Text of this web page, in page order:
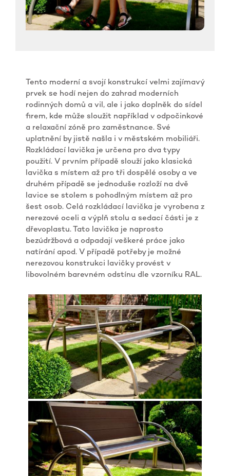
Tento moderní a svojí konstrukcí velmi zajímavý
prvek se hodí nejen do zahrad moderních
rodinných domů a vil, ale i jako doplněk do sídel
firem, kde může sloužit například v odpočinkové
a relaxační zóně pro zaměstnance. Své
uplatnění by jistě našla i v městském mobiliáři.
Rozkládací lavička je určena pro dva typy
použití. V prvním případě slouží jako klasická
lavička s místem až pro tři dospělé osoby a ve
druhém případě se jednoduše rozloží na dvě
lavice se stolem s pohodlným místem až pro
šest osob. Celá rozkládací lavička je vyrobena z
nerezové oceli a výplň stolu a sedací části je z
dřevoplastu. Tato lavička je naprosto
bezúdržbová a odpadají veškeré práce jako
natírání apod. V případě potřeby je možné
nerezovou konstrukci lavičky provést v
libovolném barevném odstínu dle vzorníku RAL.